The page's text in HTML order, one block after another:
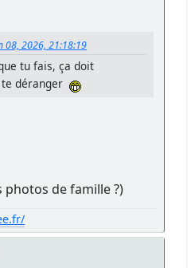
08, 2026, 21:18:19
tu fais, ça doit
te déranger
photos de famille ?)